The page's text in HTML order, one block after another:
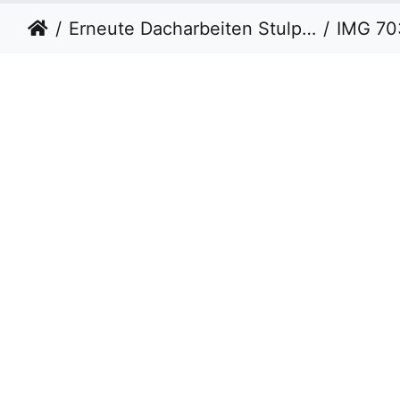
Erneute Dacharbeiten Stulpschalung vom 09.03.22 IMG